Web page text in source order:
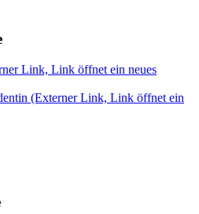
Link, Link öffnet ein neues
(Externer Link, Link öffnet ein